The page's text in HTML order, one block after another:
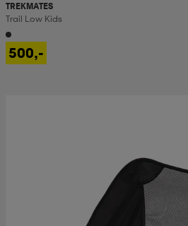
TREKMATES
Trail Low Kids
500,-